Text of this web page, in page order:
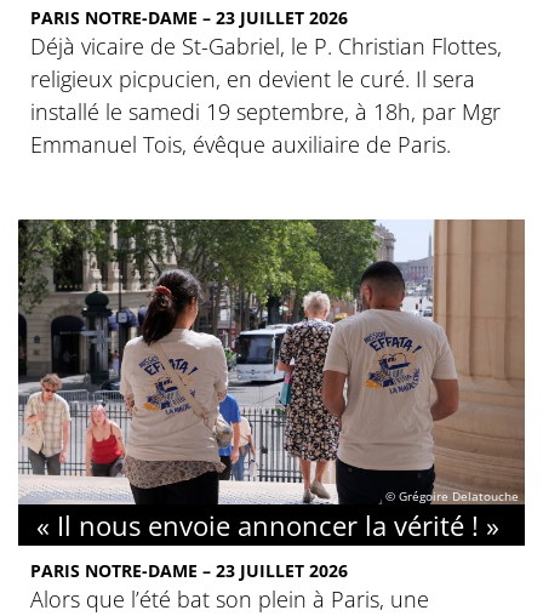
PARIS NOTRE-DAME – 23 JUILLET 2026
Déjà vicaire de St-Gabriel, le P. Christian Flottes,
religieux picpucien, en devient le curé. Il sera
installé le samedi 19 septembre, à 18h, par Mgr
Emmanuel Tois, évêque auxiliaire de Paris.
© Grégoire Delatouche
« Il nous envoie annoncer la vérité ! »
PARIS NOTRE-DAME – 23 JUILLET 2026
Alors que l’été bat son plein à Paris, une